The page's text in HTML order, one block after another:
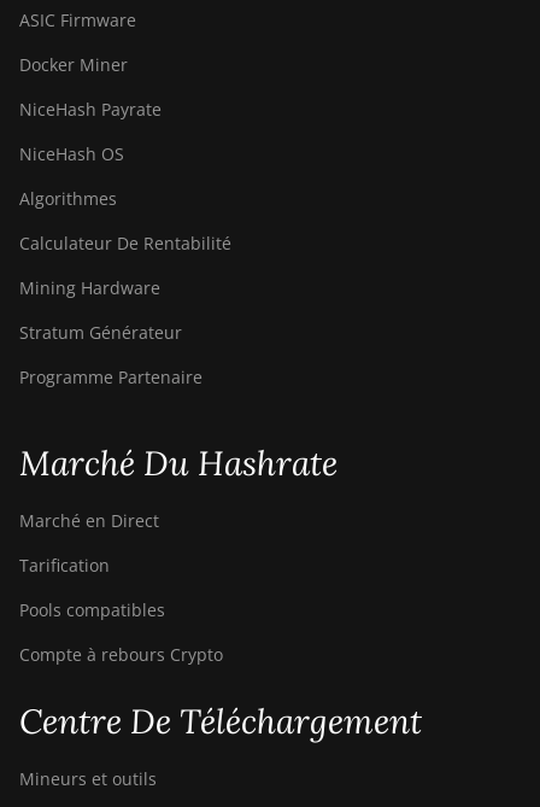
ASIC Firmware
Docker Miner
NiceHash Payrate
NiceHash OS
Algorithmes
Calculateur De Rentabilité
Mining Hardware
Stratum Générateur
Programme Partenaire
Marché Du Hashrate
Marché en Direct
Tarification
Pools compatibles
Compte à rebours Crypto
Centre De Téléchargement
Mineurs et outils